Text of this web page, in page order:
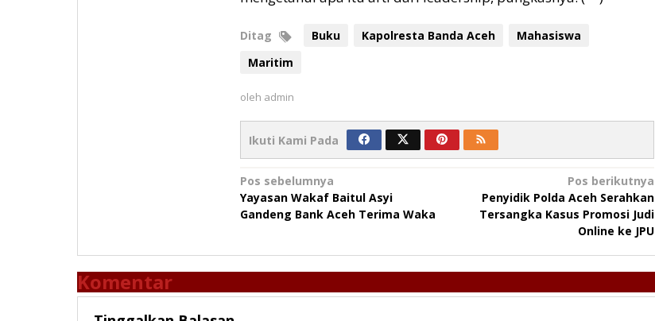
Ditag Buku Kapolresta Banda Aceh
Mahasiswa
Maritim
oleh admin
Ikuti Kami Pada
Navigasi
pos
Pos sebelumnya
Yayasan Wakaf Baitul Asyi
Gandeng Bank Aceh Terima Waka
Pos berikutnya
Penyidik Polda Aceh Serahkan
Tersangka Kasus Promosi Judi
Online ke JPU
Komentar